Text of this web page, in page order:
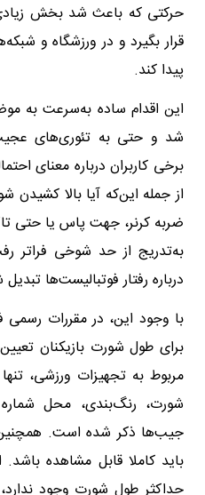
حرکتی که باعث شد بخش
قرار بگیرد و در ورزشگاه و
پیدا کند.
این اقدام ساده به‌سرعت به
شد و حتی به تئوری‌های
برخی کاربران درباره معنای
از جمله این‌که آیا بالا کشیدن
ضربه کرنر، جهت پاس یا حتی
به‌تدریج از حد شوخی فراتر
درباره رفتار فوتبالیست‌ها
با وجود این، در مقررات
برای طول شورت بازیکنان
مربوط به تجهیزات ورزشی، تنها
شورت، رنگ‌بندی، محل
جیب‌ها ذکر شده است. همچنین
باید کاملا قابل مشاهده
حداکثر طول شورت وجود